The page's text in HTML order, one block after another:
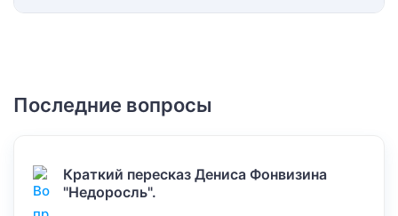
Последние вопросы
Краткий пересказ Дениса Фонвизина
"Недоросль".